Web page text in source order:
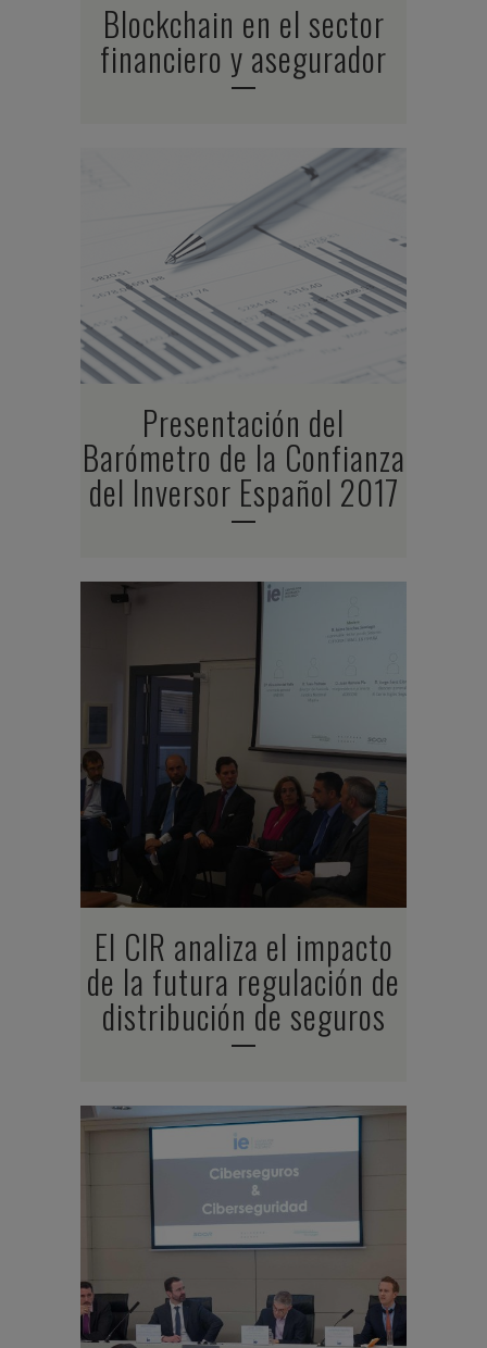
Blockchain en el sector
financiero y asegurador
Presentación del
Barómetro de la Confianza
del Inversor Español 2017
El CIR analiza el impacto
de la futura regulación de
distribución de seguros